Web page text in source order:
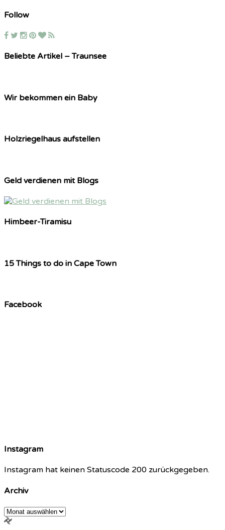
Follow
Beliebte Artikel – Traunsee
Wir bekommen ein Baby
Holzriegelhaus aufstellen
Geld verdienen mit Blogs
Himbeer-Tiramisu
15 Things to do in Cape Town
Facebook
Instagram
Instagram hat keinen Statuscode 200 zurückgegeben.
Archiv
Archiv